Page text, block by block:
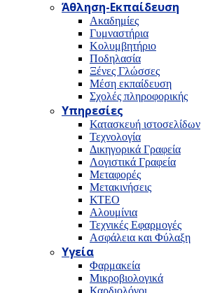
Άθληση-Εκπαίδευση
Ακαδημίες
Γυμναστήρια
Κολυμβητήριο
Ποδηλασία
Ξένες Γλώσσες
Μέση εκπαίδευση
Σχολές πληροφορικής
Υπηρεσίες
Κατασκευή ιστοσελίδων
Τεχνολογία
Δικηγορικά Γραφεία
Λογιστικά Γραφεία
Μεταφορές
Μετακινήσεις
ΚΤΕΟ
Αλουμίνια
Τεχνικές Εφαρμογές
Ασφάλεια και Φύλαξη
Υγεία
Φαρμακεία
Μικροβιολογικά